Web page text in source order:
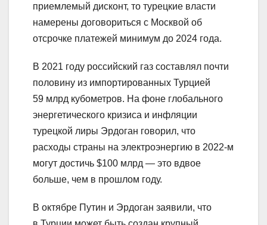
приемлемый дисконт, то турецкие власти
намерены договориться с Москвой об
отсрочке платежей минимум до 2024 года.
В 2021 году российский газ составлял почти
половину из импортированных Турцией
59 млрд кубометров. На фоне глобального
энергетического кризиса и инфляции
турецкой лиры Эрдоган говорил, что
расходы страны на электроэнергию в 2022-м
могут достичь $100 млрд — это вдвое
больше, чем в прошлом году.
В октябре Путин и Эрдоган заявили, что